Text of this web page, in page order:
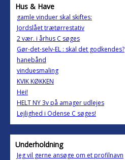
Hus & Have
gamle vinduer skal skiftes:
Jordslået trætørrestativ
2 vær. i århus C søges
Gør-det-selv-EL : skal det godkendes?
hanebånd
vinduesmaling
KVIK KØKKEN
Hei!
HELT NY 3v på amager udlejes
Lejlighed i Odense C søges!
Underholdning
Jeg vil gerne ansøge om et profilnavn